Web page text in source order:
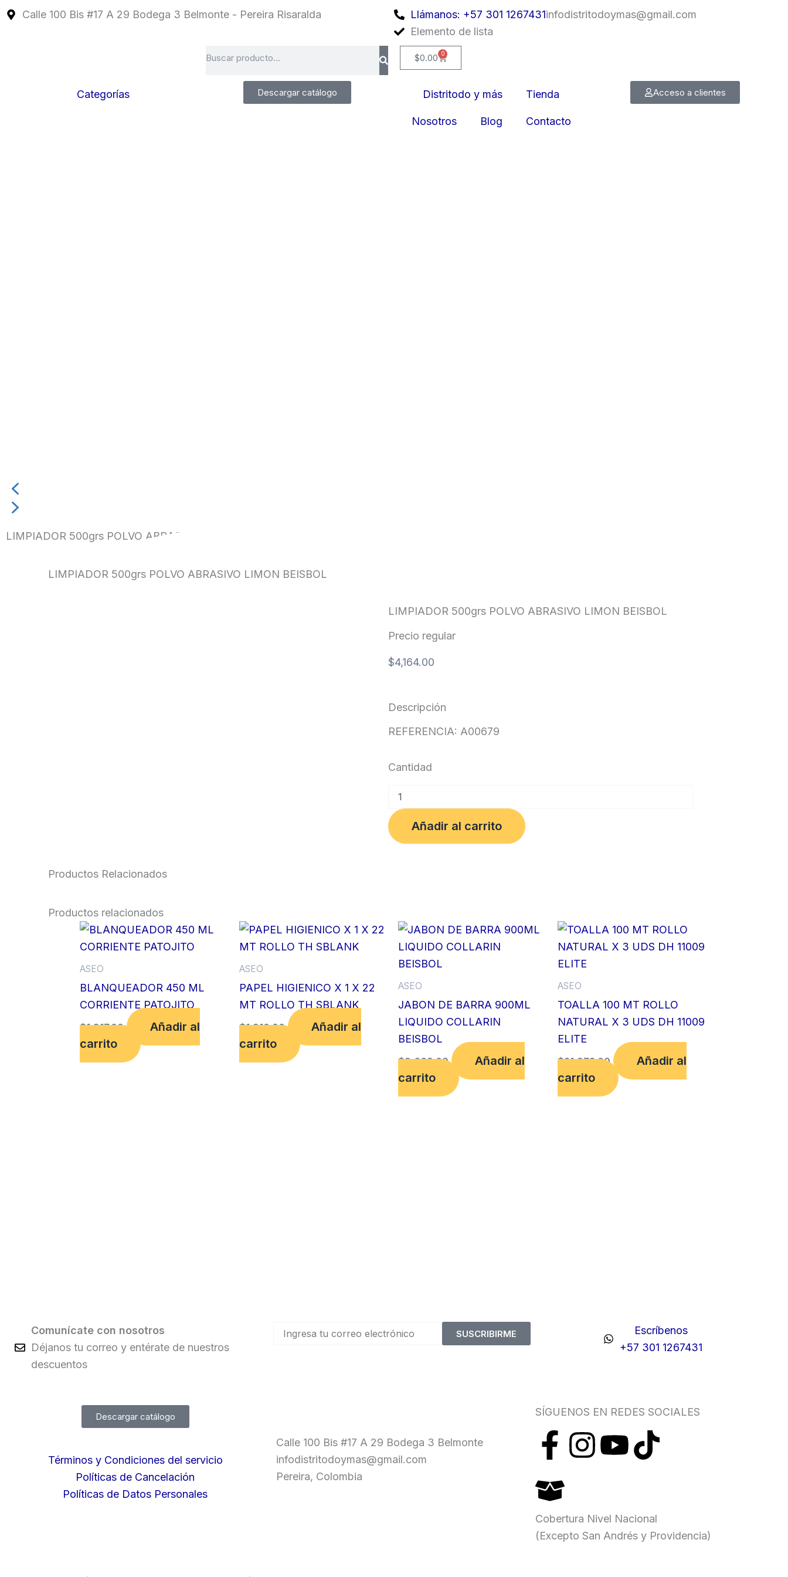
Calle 100 Bis #17 A 29 Bodega 3 Belmonte - Pereira Risaralda Llámanos: +57 301 1267431infodistritodoymas@gmail.com
Elemento de lista
$0.00 0
Cart
Categorías Descargar catálogo Distritodo y más Tienda
Nosotros Blog Contacto
Acceso a clientes
LIMPIADOR 500grs POLVO ABRASIVO LIMON BEISBOL
LIMPIADOR 500grs POLVO ABRASIVO LIMON BEISBOL
LIMPIADOR 500grs POLVO ABRASIVO LIMON BEISBOL
Precio regular
$4,164.00
Descripción
REFERENCIA: A00679
Cantidad
500grs
POLVO
ABRASIVO
LIMON
Añadir al carrito
Productos Relacionados
Productos relacionados
ASEO
BLANQUEADOR 450 ML
CORRIENTE PATOJITO
$1,817.00
Añadir al
carrito
ASEO
PAPEL HIGIENICO X 1 X 22
MT ROLLO TH SBLANK
$1,910.00
Añadir al
carrito
ASEO
JABON DE BARRA 900ML
LIQUIDO COLLARIN
BEISBOL
$9,669.00
Añadir al
carrito
ASEO
TOALLA 100 MT ROLLO
NATURAL X 3 UDS DH 11009
ELITE
$21,973.00
Añadir al
carrito
Comunícate con nosotros
Déjanos tu correo y entérate de nuestros
descuentos
SUSCRIBIRME
Escríbenos
+57 301 1267431
Descargar catálogo
Términos y Condiciones del servicio
Políticas de Cancelación
Políticas de Datos Personales
Calle 100 Bis #17 A 29 Bodega 3 Belmonte
infodistritodoymas@gmail.com
Pereira, Colombia
SÍGUENOS EN REDES SOCIALES
F
a
c
e
I
t
Y
t
T
t
Cobertura Nivel Nacional
(Excepto San Andrés y Providencia)